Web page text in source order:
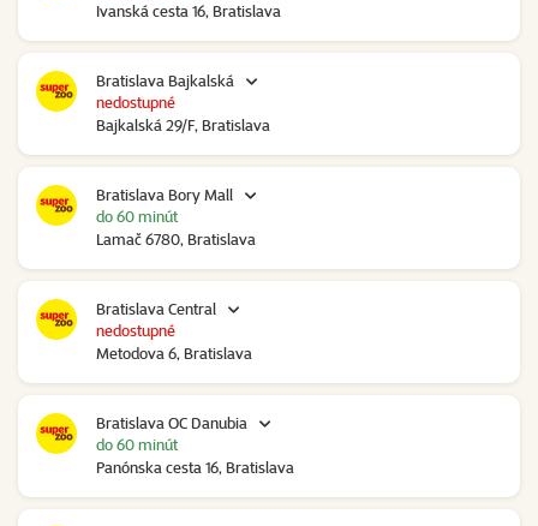
Ivanská cesta 16, Bratislava
Bratislava Bajkalská
Bajkalská 29/F, Bratislava
nedostupné
Bratislava Bory Mall
Lamač 6780, Bratislava
do 60 minút
Bratislava Central
Metodova 6, Bratislava
nedostupné
Bratislava OC Danubia
Panónska cesta 16, Bratislava
do 60 minút